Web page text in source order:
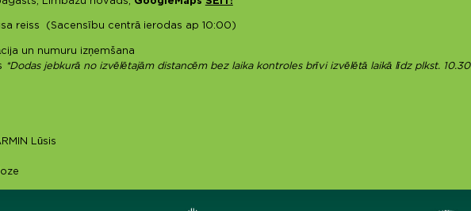
reiss (Sacensību centrā ierodas ap 10:00)
un numuru izņemšana
*Dodas jebkurā no izvēlētajām distancēm bez laika kontroles brīvi izvēlētā laikā līdz plkst. 10.30
Lūsis